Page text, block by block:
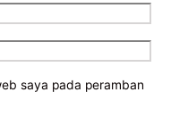
saya pada peramban